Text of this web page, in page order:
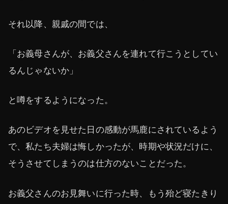
それ以降、親戚の間では、
「お義母さんが、お義父さんを連れて行こうとしてい
るんじゃないか」
と噂をするようになった。
あのビデオを見せた日の感動が馬鹿にされているよう
で、私たち夫婦は悔しかったが、時期や状況だけに、
そうさせてしまうのは仕方のないことだった。
お義父さんのお見舞いに行った時、もう殆ど寝たきり